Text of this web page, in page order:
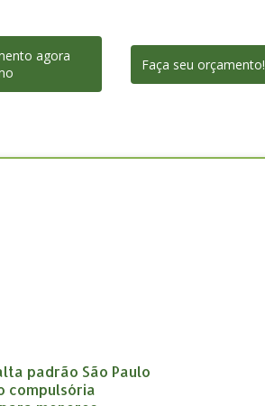
agora
Faça seu orçamento!
padrão São Paulo
compulsória